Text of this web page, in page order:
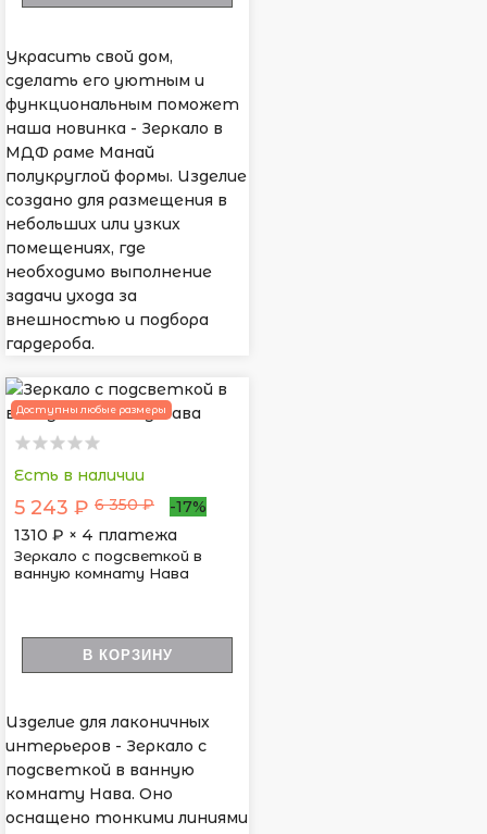
Украсить свой дом,
сделать его уютным и
функциональным поможет
наша новинка - Зеркало в
МДФ раме Манай
полукруглой формы. Изделие
создано для размещения в
небольших или узких
помещениях, где
необходимо выполнение
задачи ухода за
внешностью и подбора
гардероба.
Доступны любые размеры
Есть в наличии
5 243 ₽ 6 350 ₽
-17%
1310 ₽ × 4 платежа
Зеркало с подсветкой в
ванную комнату Нава
В КОРЗИНУ
Изделие для лаконичных
интерьеров - Зеркало с
подсветкой в ванную
комнату Нава. Оно
оснащено тонкими линиями